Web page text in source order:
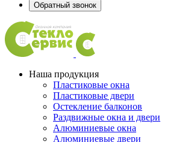
Обратный звонок
Наша продукция
Пластиковые окна
Пластиковые двери
Остекление балконов
Раздвижные окна и двери
Алюминиевые окна
Алюминиевые двери